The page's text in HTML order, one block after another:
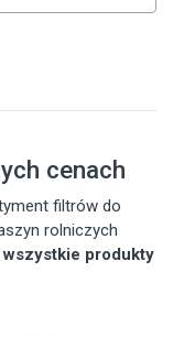
cenach
filtrów do
rolniczych
wszystkie produkty